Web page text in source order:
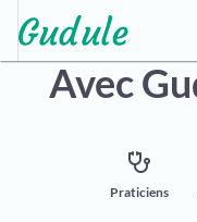
Avec
stethoscope
Praticiens